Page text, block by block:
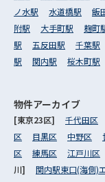
ノ水駅
水道橋駅 飯
附駅
大手町駅 麹町
駅
五反田駅 千葉駅
駅
関内駅 桜木町駅
物件アーカイブ
[東京23区] 千代田区
区
目黒区 中野区
区
練馬区 江戸川区
川] 関内駅東口(海側)